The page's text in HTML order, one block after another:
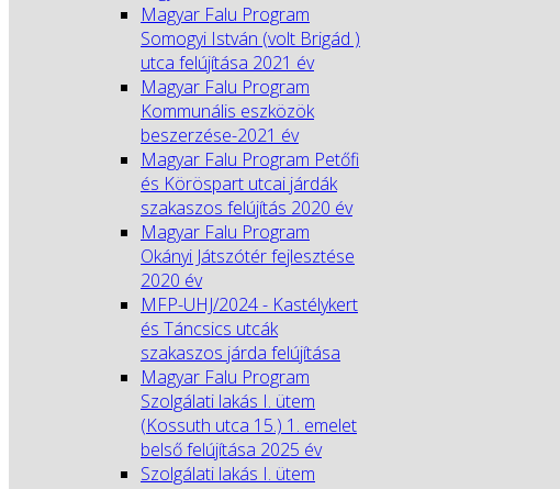
Magyar Falu Program
Somogyi István (volt Brigád )
utca felújítása 2021 év
Magyar Falu Program
Kommunális eszközök
beszerzése-2021 év
Magyar Falu Program Petőfi
és Köröspart utcai járdák
szakaszos felújítás 2020 év
Magyar Falu Program
Okányi Játszótér fejlesztése
2020 év
MFP-UHJ/2024 - Kastélykert
és Táncsics utcák
szakaszos járda felújítása
Magyar Falu Program
Szolgálati lakás I. ütem
(Kossuth utca 15.) 1. emelet
belső felújítása 2025 év
Szolgálati lakás I. ütem